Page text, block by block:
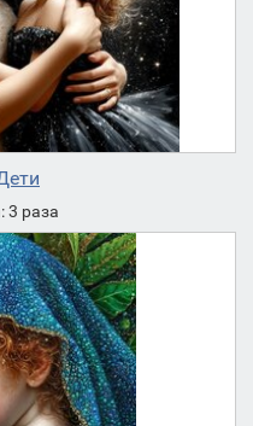
3 раза